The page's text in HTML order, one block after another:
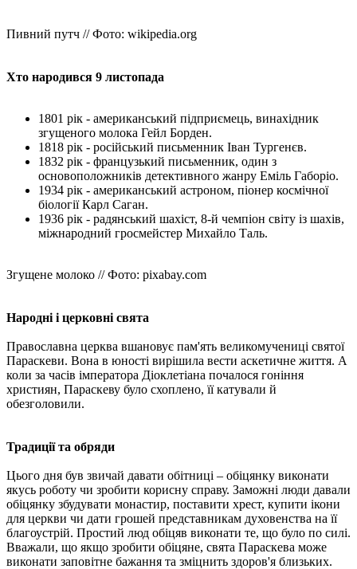
Пивний путч // Фото: wikipedia.org
Хто народився 9 листопада
1801 рік - американський підприємець, винахідник
згущеного молока Гейл Борден.
1818 рік - російський письменник Іван Тургенєв.
1832 рік - французький письменник, один з
основоположників детективного жанру Еміль Габоріо.
1934 рік - американський астроном, піонер космічної
біології Карл Саган.
1936 рік - радянський шахіст, 8-й чемпіон світу із шахів,
міжнародний гросмейстер Михайло Таль.
Згущене молоко // Фото: pixabay.com
Народні і церковні свята
Православна церква вшановує пам'ять великомучениці святої
Параскеви. Вона в юності вирішила вести аскетичне життя. А
коли за часів імператора Діоклетіана почалося гоніння
християн, Параскеву було схоплено, її катували й
обезголовили.
Традиції та обряди
Цього дня був звичай давати обітниці – обіцянку виконати
якусь роботу чи зробити корисну справу. Заможні люди давали
обіцянку збудувати монастир, поставити хрест, купити ікони
для церкви чи дати грошей представникам духовенства на її
благоустрій. Простий люд обіцяв виконати те, що було по силі.
Вважали, що якщо зробити обіцяне, свята Параскева може
виконати заповітне бажання та зміцнить здоров'я близьких.